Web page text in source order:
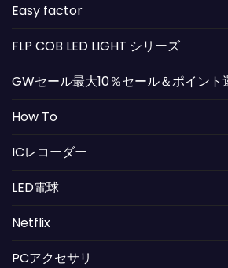
Easy factor
FLP COB LED LIGHT シリーズ
GWセール最大10％セール＆ポイント
How To
ICレコーダー
LED電球
Netflix
PCアクセサリ